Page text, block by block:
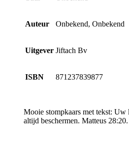
Auteur Onbekend, Onbekend
Uitgever Jiftach Bv
ISBN 871237839877
Mooie stompkaars met tekst:
altijd beschermen. Matteus 28:20.